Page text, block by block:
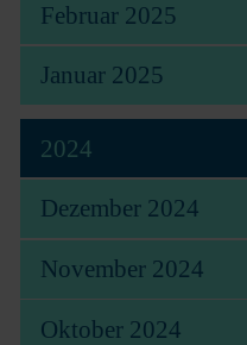
Februar 2025
Januar 2025
2024
Dezember 2024
November 2024
Oktober 2024